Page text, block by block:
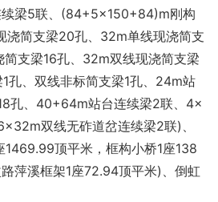
梁5联、(84+5×150+84)m刚构
浇简支梁20孔、32m单线现浇简支
支梁16孔、32m双线现浇简支梁
孔、双线非标简支梁1孔、24m站
孔、40+64m站台连续梁2联、4×
双线无砟道岔连续梁2联)、
1469.99顶平米，框构小桥1座138
萍溪框架1座72.94顶平米)、倒虹